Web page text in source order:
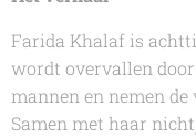
Farida Khalafis
wordt overvallen
mannen en nemen de
Samen met haar